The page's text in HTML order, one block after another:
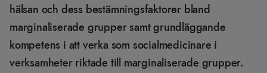
hälsan och dess bestämningsfaktorer bland
marginaliserade grupper samt grundläggande
kompetens i att verka som socialmedicinare i
verksamheter riktade till marginaliserade grupper.